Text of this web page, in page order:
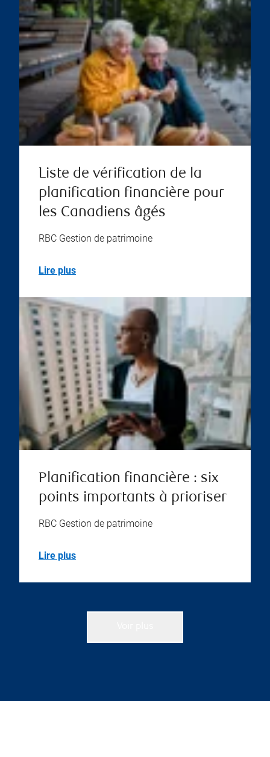
Liste de vérification de la
planification financière pour
les Canadiens âgés
RBC Gestion de patrimoine
Lire plus
Planification financière : six
points importants à prioriser
RBC Gestion de patrimoine
Lire plus